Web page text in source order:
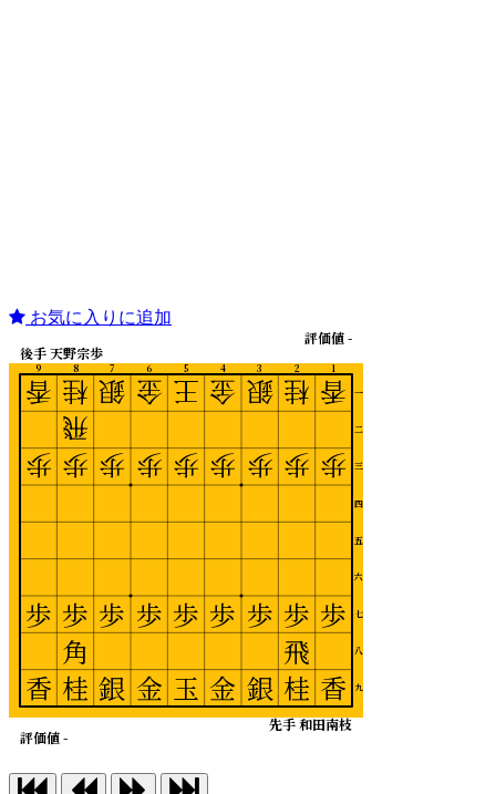
お気に入りに追加
1
2
3
4
5
6
7
8
9
一
二
三
四
五
六
七
八
九
先手 和田南枝
後手 天野宗歩
評価値 -
評価値 -
香
歩
歩
香
桂
歩
歩
飛
桂
銀
歩
歩
銀
金
歩
歩
金
王
歩
歩
玉
金
歩
歩
金
銀
歩
歩
銀
桂
飛
歩
歩
角
桂
香
歩
歩
香